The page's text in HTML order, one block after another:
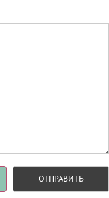
ОТПРАВИТЬ